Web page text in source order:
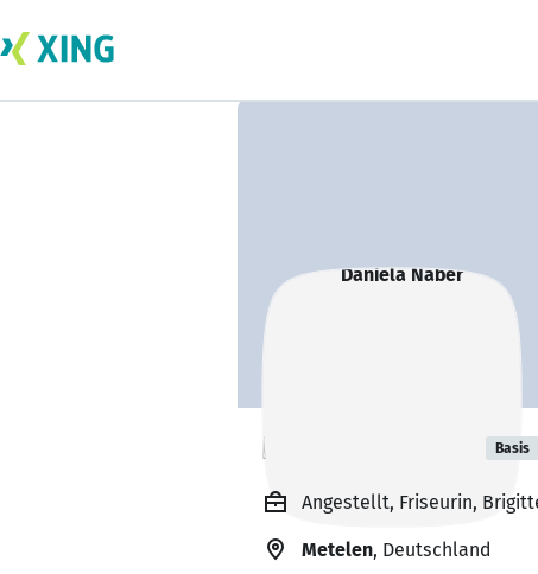
Daniela Naber Basis
Angestellt, Friseurin,
Metelen, Deutschland